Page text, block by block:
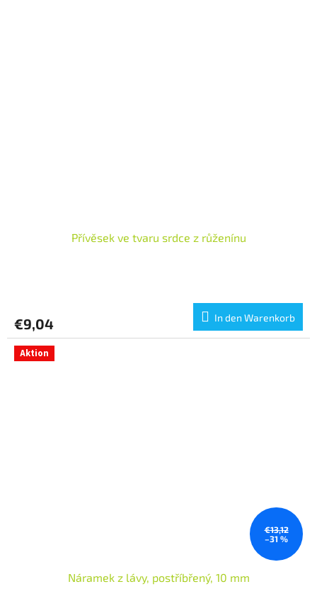
Přívěsek ve tvaru srdce z růženínu
€9,04 In den Warenkorb
Aktion
€13,12
–31 %
Náramek z lávy, postříbřený, 10 mm